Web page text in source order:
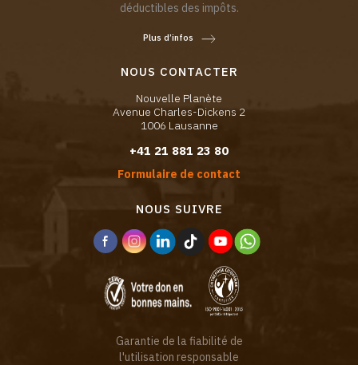
déductibles des impôts.
Plus d’infos
NOUS CONTACTER
Nouvelle Planète
Avenue Charles-Dickens 2
1006 Lausanne
+41 21 881 23 80
Formulaire de contact
NOUS SUIVRE
Garantie de la fiabilité de
l'utilisation responsable